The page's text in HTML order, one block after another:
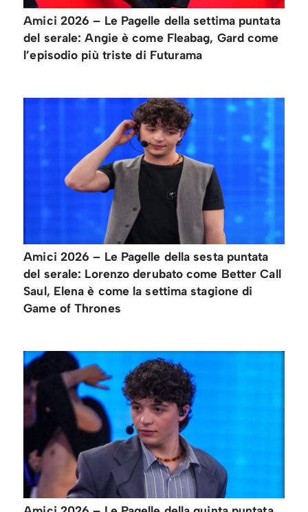
Amici 2026 – Le Pagelle della settima puntata
del serale: Angie è come Fleabag, Gard come
l’episodio più triste di Futurama
Amici 2026 – Le Pagelle della sesta puntata
del serale: Lorenzo derubato come Better Call
Saul, Elena è come la settima stagione di
Game of Thrones